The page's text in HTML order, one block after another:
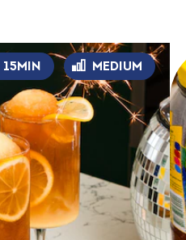
15MIN MEDIUM